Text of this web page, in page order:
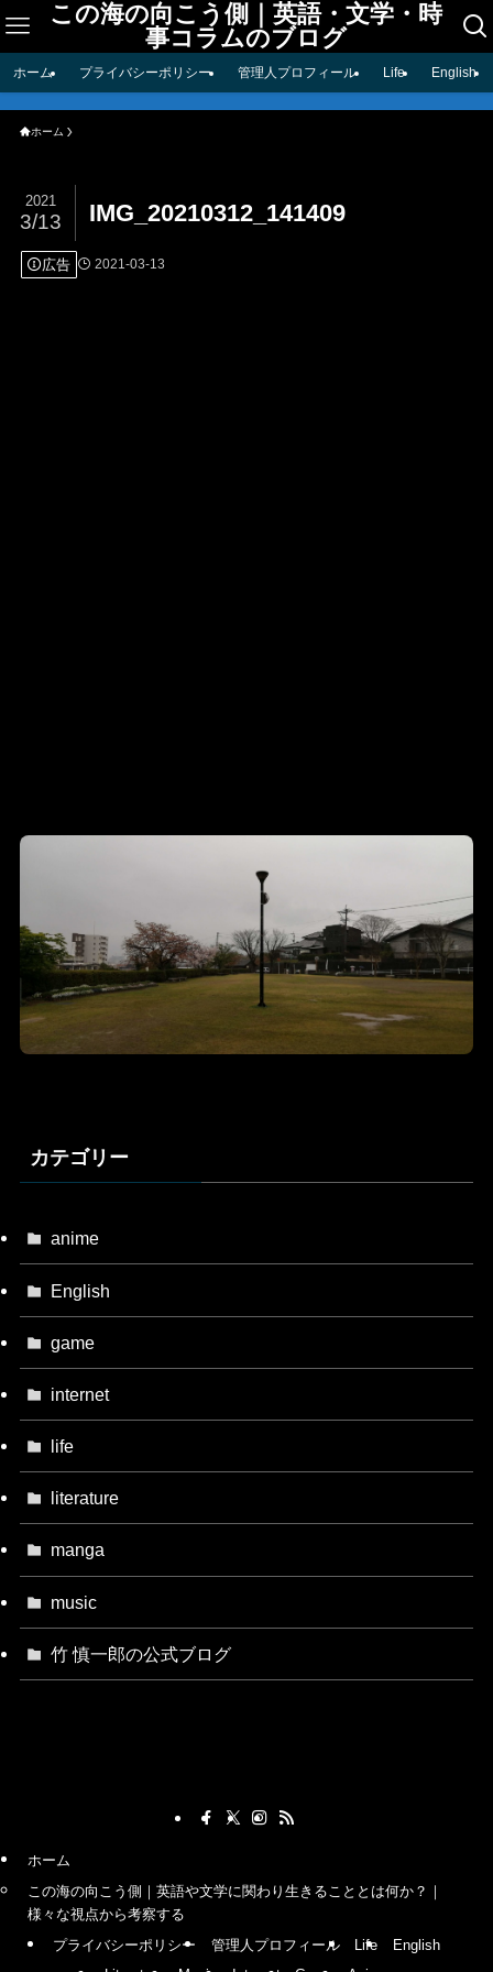
この海の向こう側｜英語・文学・時
事コラムのブログ
ホーム プライバシーポリシー 管理人プロフィール Life English
ホーム
IMG_20210312_141409
2021
3/13
広告 2021-03-13
カテゴリー
anime
English
game
internet
life
literature
manga
music
竹 慎一郎の公式ブログ
ホーム
この海の向こう側｜英語や文学に関わり生きることとは何か？｜
様々な視点から考察する
プライバシーポリシー
管理人プロフィール Life
English